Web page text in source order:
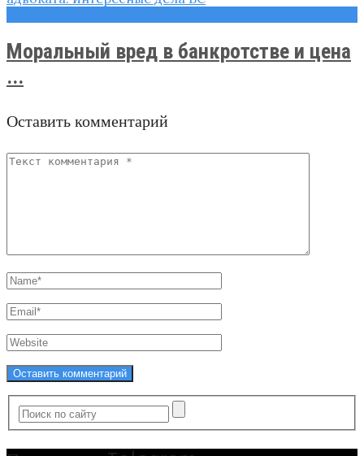
Моральный вред в банкротстве и цена
...
Оставить комментарий